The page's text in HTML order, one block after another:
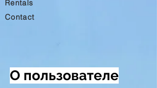
Rentals
Contact
О пользователе